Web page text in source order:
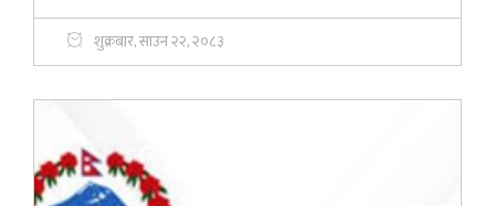
शुक्रबार, साउन २२, २०८३